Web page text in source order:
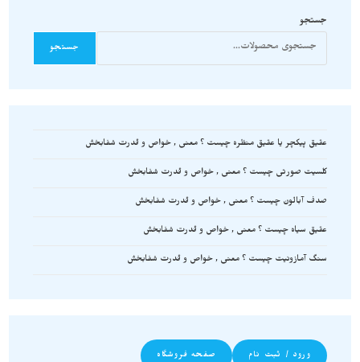
جستجو
جستجو
عقیق پیکچر یا عقیق منظره چیست ؟ معنی , خواص و قدرت شفابخش
کلسیت صورتی چیست ؟ معنی , خواص و قدرت شفابخش
صدف آبالون چیست ؟ معنی , خواص و قدرت شفابخش
عقیق سیاه چیست ؟ معنی , خواص و قدرت شفابخش
سنگ آمازونیت چیست ؟ معنی , خواص و قدرت شفابخش
ورود / ثبت نام صفحه فروشگاه